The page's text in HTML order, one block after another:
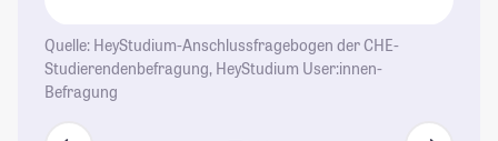
Quelle: HeyStudium-Anschlussfragebogen der CHE-
Studierendenbefragung, HeyStudium User:innen-
Befragung